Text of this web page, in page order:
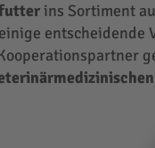
ins Sortiment
entscheidende